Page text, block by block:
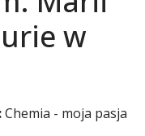
w
Chemia - moja pasja